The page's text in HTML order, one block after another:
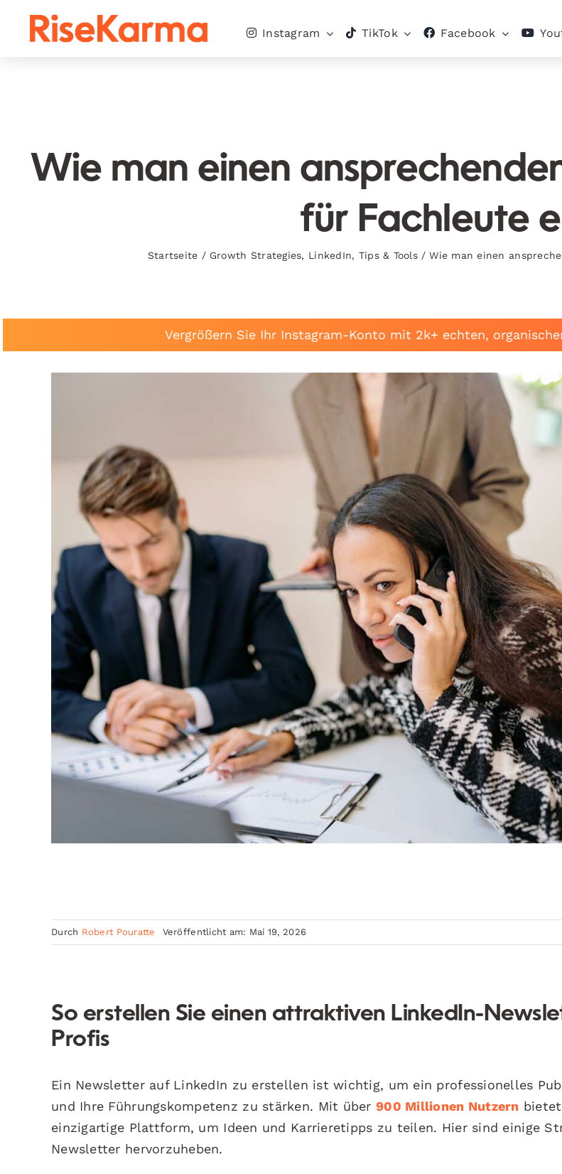
Instagram TikTok Facebook
Wie man einen
für Fachleute
Startseite / Growth Strategies, LinkedIn, Tips & Tools / Wie man einen
Vergrößern Sie Ihr Instagram-Konto mit 2k+ echten,
Durch Robert Pouratte Veröffentlicht am: Mai 19, 2026
So erstellen Sie einen attraktiven LinkedIn-
Profis
Ein Newsletter auf LinkedIn zu erstellen ist wichtig, um ein professionelles
und Ihre Führungskompetenz zu stärken. Mit über 900 Millionen Nutzern
einzigartige Plattform, um Ideen und Karrieretipps zu teilen. Hier sind einige
Newsletter hervorzuheben.